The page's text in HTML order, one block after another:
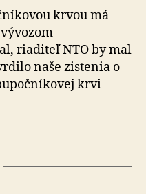
krvou má
riaditeľ NTO by mal
naše zistenia o
krvi